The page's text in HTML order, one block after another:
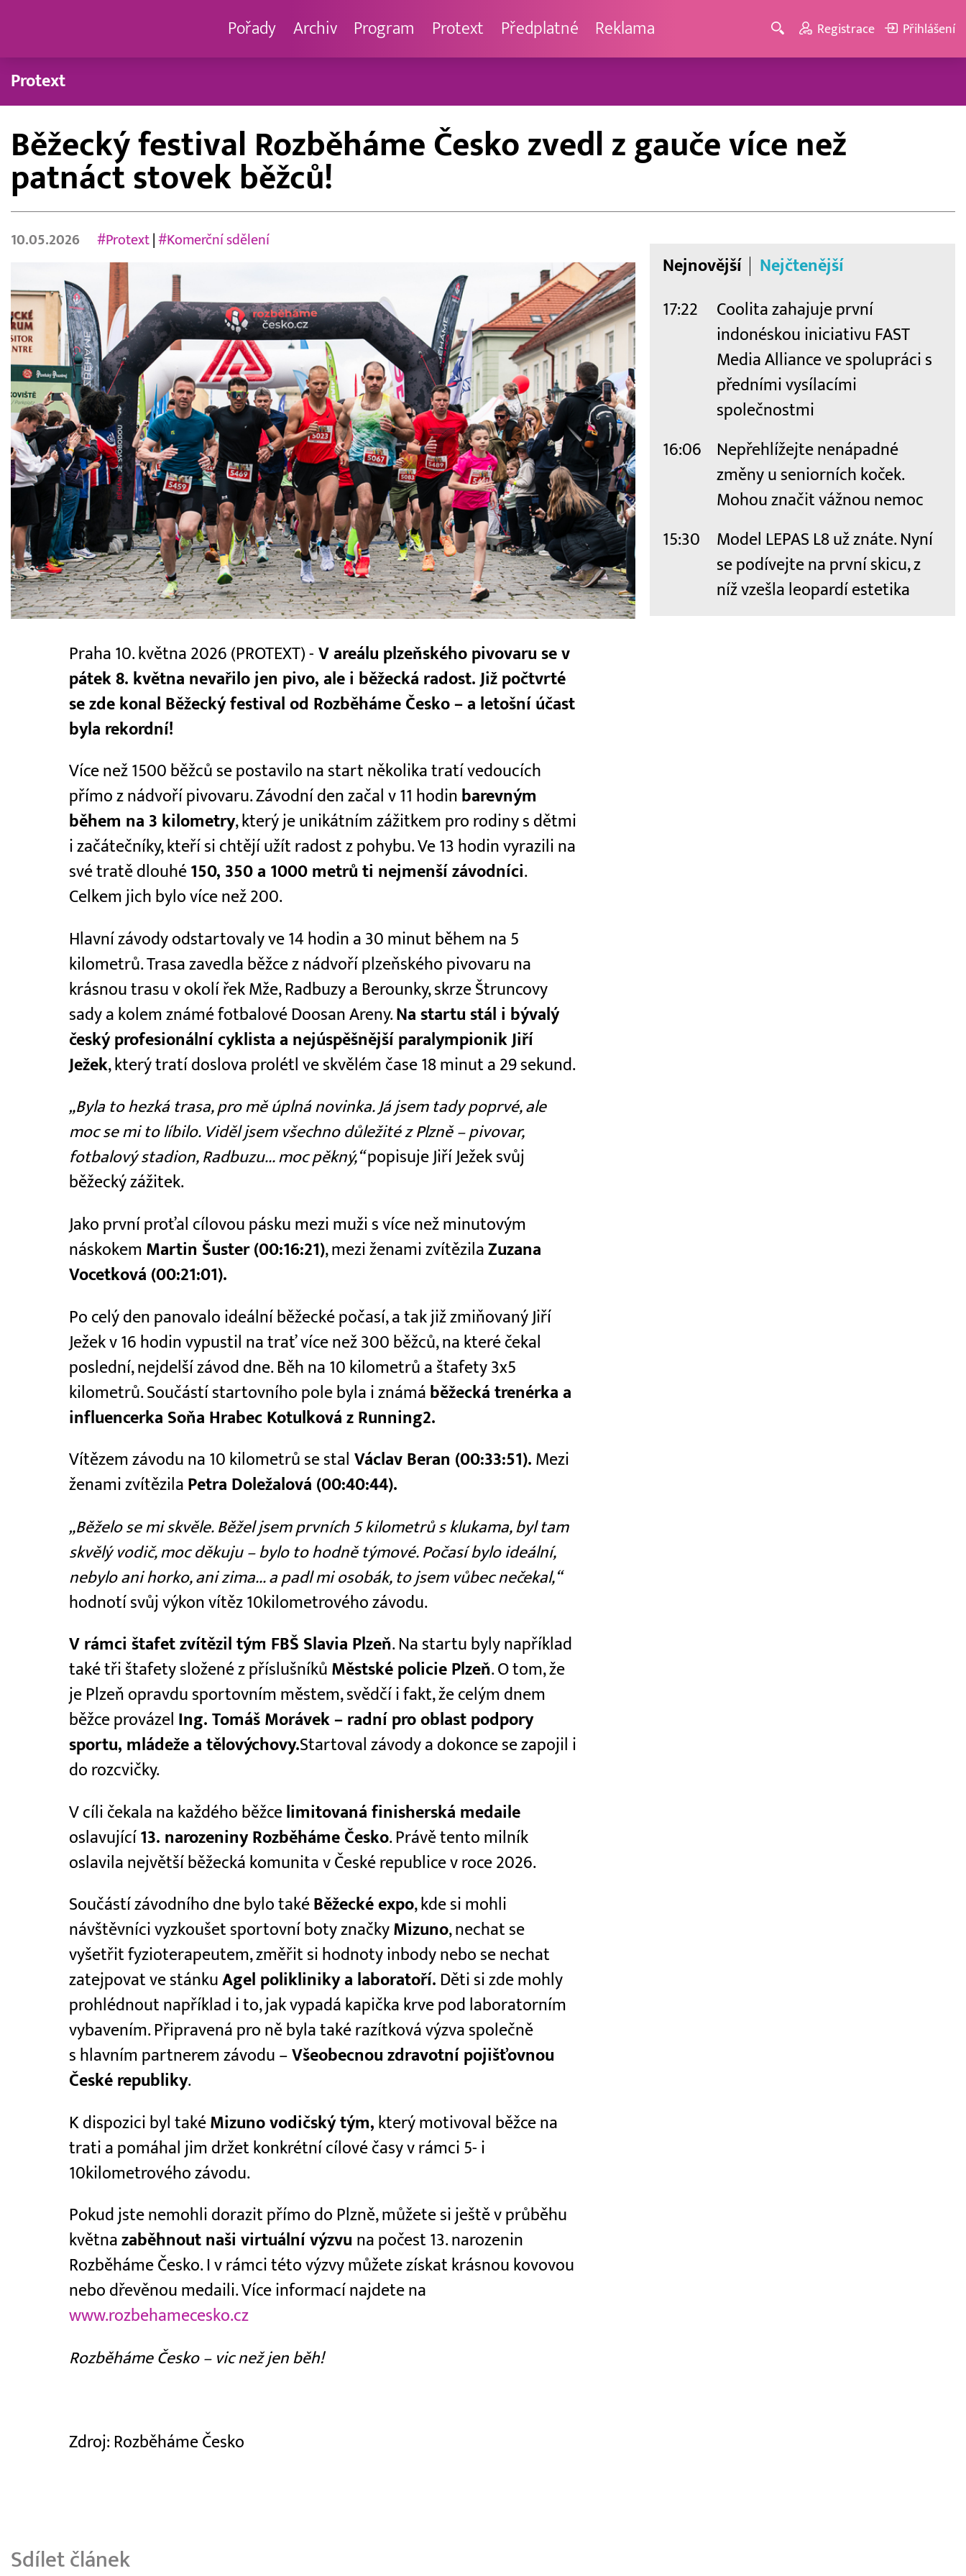
Pořady Archiv Program Protext Předplatné Reklama Registrace Přihlášení
Protext
Běžecký festival Rozběháme Česko zvedl z gauče více než
patnáct stovek běžců!
10.05.2026 #Protext| #Komerční sdělení
Praha 10. května 2026 (PROTEXT) - V areálu plzeňského pivovaru se v
pátek 8. května nevařilo jen pivo, ale i běžecká radost. Již počtvrté
se zde konal Běžecký festival od Rozběháme Česko – a letošní účast
byla rekordní!
Více než 1500 běžců se postavilo na start několika tratí vedoucích
přímo z nádvoří pivovaru. Závodní den začal v 11 hodin barevným
během na 3 kilometry, který je unikátním zážitkem pro rodiny s dětmi
i začátečníky, kteří si chtějí užít radost z pohybu. Ve 13 hodin vyrazili na
své tratě dlouhé 150, 350 a 1000 metrů ti nejmenší závodníci.
Celkem jich bylo více než 200.
Hlavní závody odstartovaly ve 14 hodin a 30 minut během na 5
kilometrů. Trasa zavedla běžce z nádvoří plzeňského pivovaru na
krásnou trasu v okolí řek Mže, Radbuzy a Berounky, skrze Štruncovy
sady a kolem známé fotbalové Doosan Areny.Na startu stál i bývalý
český profesionální cyklista a nejúspěšnější paralympionik Jiří
Ježek, který tratí doslova prolétl ve skvělém čase 18 minut a 29 sekund.
„Byla to hezká trasa, pro mě úplná novinka. Já jsem tady poprvé, ale
moc se mi to líbilo. Viděl jsem všechno důležité z Plzně – pivovar,
fotbalový stadion, Radbuzu... moc pěkný,“popisuje Jiří Ježek svůj
běžecký zážitek.
Jako první proťal cílovou pásku mezi muži s více než minutovým
náskokem Martin Šuster (00:16:21), mezi ženami zvítězilaZuzana
Vocetková (00:21:01).
Po celý den panovalo ideální běžecké počasí, a tak již zmiňovaný Jiří
Ježek v 16 hodin vypustil na trať více než 300 běžců, na které čekal
poslední, nejdelší závod dne. Běh na 10 kilometrů a štafety 3x5
kilometrů. Součástí startovního pole byla i známá běžecká trenérka a
influencerka Soňa Hrabec Kotulková z Running2.
Vítězem závodu na 10 kilometrů se stal Václav Beran (00:33:51). Mezi
ženami zvítězila Petra Doležalová (00:40:44).
„Běželo se mi skvěle. Běžel jsem prvních 5 kilometrů s klukama, byl tam
skvělý vodič, moc děkuju – bylo to hodně týmové. Počasí bylo ideální,
nebylo ani horko, ani zima... a padl mi osobák, to jsem vůbec nečekal,“
hodnotí svůj výkon vítěz 10kilometrového závodu.
V rámci štafet zvítězil tým FBŠ Slavia Plzeň. Na startu byly například
také tři štafety složené z příslušníků Městské policie Plzeň. O tom, že
je Plzeň opravdu sportovním městem, svědčí i fakt, že celým dnem
běžce provázel Ing. Tomáš Morávek – radní pro oblast podpory
sportu, mládeže a tělovýchovy.Startoval závody a dokonce se zapojil i
do rozcvičky.
V cíli čekala na každého běžce limitovaná finisherská medaile
oslavující 13. narozeniny Rozběháme Česko. Právě tento milník
oslavila největší běžecká komunita v České republice v roce 2026.
Součástí závodního dne bylo také Běžecké expo, kde si mohli
návštěvníci vyzkoušet sportovní boty značky Mizuno, nechat se
vyšetřit fyzioterapeutem, změřit si hodnoty inbody nebo se nechat
zatejpovat ve stánkuAgel polikliniky a laboratoří. Děti si zde mohly
prohlédnout například i to, jak vypadá kapička krve pod laboratorním
vybavením. Připravená pro ně byla také razítková výzva společně
s hlavním partnerem závodu –Všeobecnou zdravotní pojišťovnou
České republiky.
K dispozici byl také Mizuno vodičský tým, který motivoval běžce na
trati a pomáhal jim držet konkrétní cílové časy v rámci 5- i
10kilometrového závodu.
Pokud jste nemohli dorazit přímo do Plzně, můžete si ještě v průběhu
květnazaběhnout naši virtuální výzvu na počest 13. narozenin
Rozběháme Česko. I v rámci této výzvy můžete získat krásnou kovovou
nebo dřevěnou medaili. Více informací najdete na
www.rozbehamecesko.cz
Rozběháme Česko – vic než jen běh!
Zdroj: Rozběháme Česko
Sdílet článek
Nejnovější Nejčtenější
17:22
Coolita zahajuje první
indonéskou iniciativu FAST
Media Alliance ve spolupráci s
předními vysílacími
společnostmi
16:06
Nepřehlížejte nenápadné
změny u seniorních koček.
Mohou značit vážnou nemoc
15:30
Model LEPAS L8 už znáte. Nyní
se podívejte na první skicu, z
níž vzešla leopardí estetika